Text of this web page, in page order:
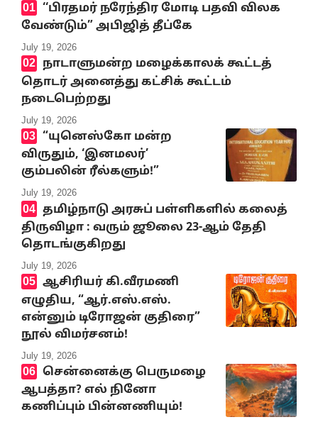
‘‘பிரதமர் நரேந்திர மோடி பதவி விலக
வேண்டும்” அபிஜித் தீப்கே
July 19, 2026
நாடாளுமன்ற மழைக்காலக் கூட்டத்
தொடர் அனைத்து கட்சிக் கூட்டம்
நடைபெற்றது
July 19, 2026
“யுனெஸ்கோ மன்ற
விருதும், ‘இனமலர்’
கும்பலின் ரீல்களும்!”
July 19, 2026
தமிழ்நாடு அரசுப் பள்ளிகளில் கலைத்
திருவிழா : வரும் ஜூலை 23-ஆம் தேதி
தொடங்குகிறது
July 19, 2026
ஆசிரியர் கி.வீரமணி
எழுதிய, “ஆர்.எஸ்.எஸ்.
என்னும் டிரோஜன் குதிரை”
நூல் விமர்சனம்!
July 19, 2026
சென்னைக்கு பெருமழை
ஆபத்தா? எல் நினோ
கணிப்பும் பின்னணியும்!